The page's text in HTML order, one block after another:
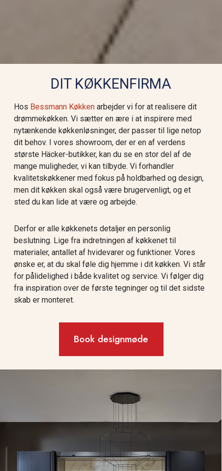
DIT KØKKENFIRMA
Hos Bessmann Køkken arbejder vi for at realisere dit
drømmekøkken. Vi sætter en ære i at inspirere med
nytænkende køkkenløsninger, der passer til lige netop
dit behov. I vores showroom, der er en af verdens
største Häcker-butikker, kan du se en stor del af de
mange muligheder, vi kan tilbyde. Vi forhandler
kvalitetskøkkener med fokus på holdbarhed og design,
men dit køkken skal også være brugervenligt, og et
sted du kan lide at være og arbejde.
Derfor er alle køkkenets detaljer en personlig
beslutning. Lige fra indretningen af køkkenet til
materialer, antallet af hvidevarer og funktioner. Vores
ønske er, at du skal føle dig hjemme i dit køkken. Vi står
for pålidelighed i både kvalitet og service. Vi følger dig
fra inspiration over de første tegninger og til det sidste
skab er monteret.
Book designmøde